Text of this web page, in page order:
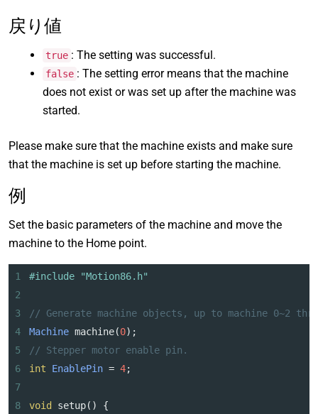
戻り値
true : The setting was successful.
false : The setting error means that the machine
does not exist or was set up after the machine was
started.
Please make sure that the machine exists and make sure
that the machine is set up before starting the machine.
例
Set the basic parameters of the machine and move the
machine to the Home point.
1
#include "Motion86.h"
2
3
// Generate machine objects, up to machine 0~2
4
Machine machine(0);
5
// Stepper motor enable pin.
6
int EnablePin = 4;
7
8
void setup() {